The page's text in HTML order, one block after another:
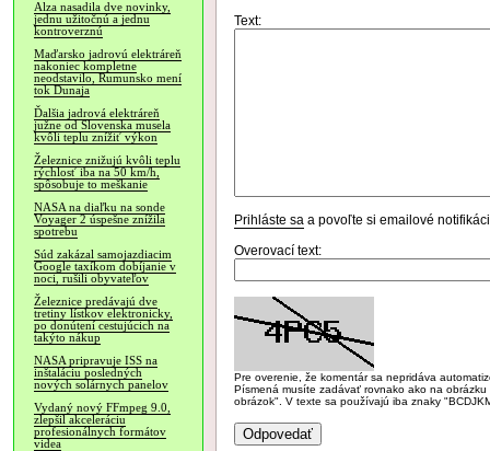
Alza nasadila dve novinky,
jednu užitočnú a jednu
kontroverznú
Maďarsko jadrovú elektráreň
nakoniec kompletne
neodstavilo, Rumunsko mení
tok Dunaja
Ďalšia jadrová elektráreň
južne od Slovenska musela
kvôli teplu znížiť výkon
Železnice znižujú kvôli teplu
rýchlosť iba na 50 km/h,
spôsobuje to meškanie
NASA na diaľku na sonde
Voyager 2 úspešne znížila
spotrebu
Súd zakázal samojazdiacim
Google taxíkom dobíjanie v
noci, rušili obyvateľov
Železnice predávajú dve
tretiny lístkov elektronicky,
po donútení cestujúcich na
takýto nákup
NASA pripravuje ISS na
inštaláciu posledných
nových solárnych panelov
Vydaný nový FFmpeg 9.0,
zlepšil akceleráciu
profesionálnych formátov
videa
Text:
Prihláste sa a povoľte si emailové
Overovací text:
Pre overenie, že komentár sa nepridáva
Písmená musíte zadávať rovnako ako na
obrázok". V texte sa používajú iba znaky